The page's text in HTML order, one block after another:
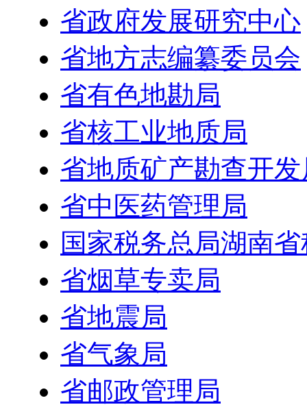
省政府发展研究中心
省地方志编纂委员会
省有色地勘局
省核工业地质局
省地质矿产勘查开发
省中医药管理局
国家税务总局湖南
省烟草专卖局
省地震局
省气象局
省邮政管理局